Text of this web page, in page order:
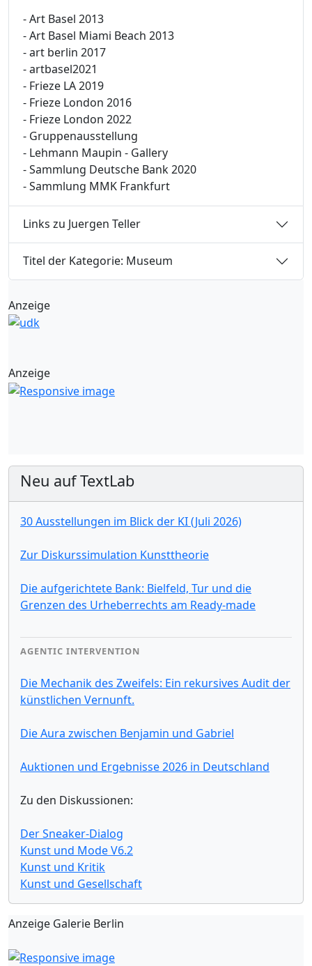
- Art Basel 2013
- Art Basel Miami Beach 2013
- art berlin 2017
- artbasel2021
- Frieze LA 2019
- Frieze London 2016
- Frieze London 2022
- Gruppenausstellung
- Lehmann Maupin - Gallery
- Sammlung Deutsche Bank 2020
- Sammlung MMK Frankfurt
Links zu Juergen Teller
Titel der Kategorie: Museum
Anzeige
Anzeige
Neu auf TextLab
30 Ausstellungen im Blick der KI (Juli 2026)
Zur Diskurssimulation Kunsttheorie
Die aufgerichtete Bank: Bielfeld, Tur und die
Grenzen des Urheberrechts am Ready-made
AGENTIC INTERVENTION
Die Mechanik des Zweifels: Ein rekursives Audit der
künstlichen Vernunft.
Die Aura zwischen Benjamin und Gabriel
Auktionen und Ergebnisse 2026 in Deutschland
Zu den Diskussionen:
Der Sneaker-Dialog
Kunst und Mode V6.2
Kunst und Kritik
Kunst und Gesellschaft
Anzeige Galerie Berlin